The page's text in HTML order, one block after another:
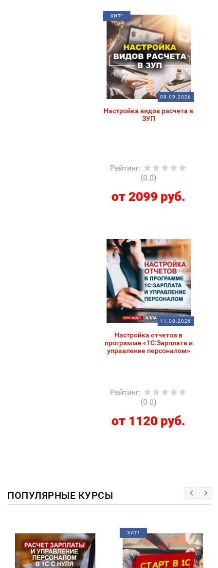
ХИТ!
09.09.2026
Настройка видов расчета в
ЗУП
Рейтинг:
(0.0)
от 2099 руб.
11.08.2026
Настройка отчетов в
программе «1С:Зарплата и
управление персоналом»
Рейтинг:
(0.0)
от 1120 руб.
ПОПУЛЯРНЫЕ КУРСЫ
ХИТ!